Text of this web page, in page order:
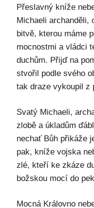
Přeslavný kníže
Michaeli archanděli,
bitvě, kterou máme
mocnostmi a vládci
duchům. Přijď na
stvořil podle svého
tak draze vykoupil z
Svatý Michaeli,
zlobě a úkladům
nechať Bůh přikáže
pak, kníže vojska
zlé, kteří ke zkáze
božskou mocí do
Mocná Královno